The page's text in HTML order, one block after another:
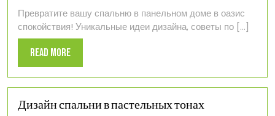
панельном
доме
Превратите вашу спальню в панельном доме в оазис
спокойствия! Уникальные идеи дизайна, советы по [...]
Read MoreRead
More
Дизайн спальни в пастельных тонах